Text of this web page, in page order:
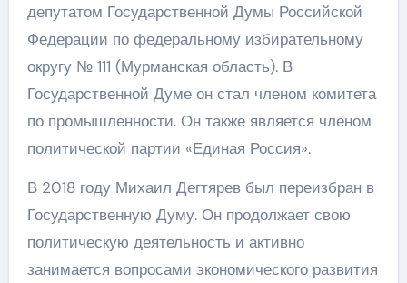
депутатом Государственной Думы Российской
Федерации по федеральному избирательному
округу № 111 (Мурманская область). В
Государственной Думе он стал членом комитета
по промышленности. Он также является членом
политической партии «Единая Россия».
В 2018 году Михаил Дегтярев был переизбран в
Государственную Думу. Он продолжает свою
политическую деятельность и активно
занимается вопросами экономического развития